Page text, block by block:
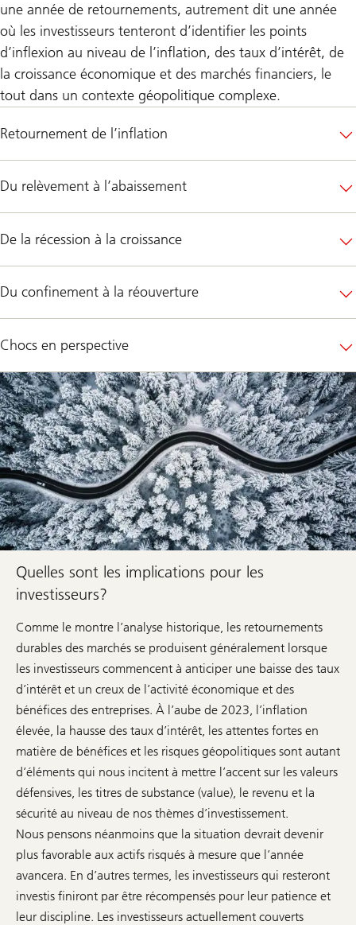
une année de retournements, autrement dit une année
où les investisseurs tenteront d’identifier les points
d’inflexion au niveau de l’inflation, des taux d’intérêt, de
la croissance économique et des marchés financiers, le
tout dans un contexte géopolitique complexe.
Retournement de l’inflation
Du relèvement à l’abaissement
De la récession à la croissance
Du confinement à la réouverture
Chocs en perspective
Quelles sont les implications pour les
investisseurs?
Comme le montre l’analyse historique, les retournements
durables des marchés se produisent généralement lorsque
les investisseurs commencent à anticiper une baisse des taux
d’intérêt et un creux de l’activité économique et des
bénéfices des entreprises. À l’aube de 2023, l’inflation
élevée, la hausse des taux d’intérêt, les attentes fortes en
matière de bénéfices et les risques géopolitiques sont autant
d’éléments qui nous incitent à mettre l’accent sur les valeurs
défensives, les titres de substance (value), le revenu et la
sécurité au niveau de nos thèmes d’investissement.
Nous pensons néanmoins que la situation devrait devenir
plus favorable aux actifs risqués à mesure que l’année
avancera. En d’autres termes, les investisseurs qui resteront
investis finiront par être récompensés pour leur patience et
leur discipline. Les investisseurs actuellement couverts